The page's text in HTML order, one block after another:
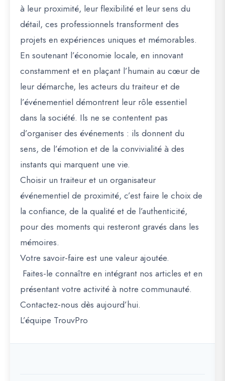
à leur proximité, leur flexibilité et leur sens du
détail, ces professionnels transforment des
projets en expériences uniques et mémorables.
En soutenant l’économie locale, en innovant
constamment et en plaçant l’humain au cœur de
leur démarche, les acteurs du traiteur et de
l’événementiel démontrent leur rôle essentiel
dans la société. Ils ne se contentent pas
d’organiser des événements : ils donnent du
sens, de l’émotion et de la convivialité à des
instants qui marquent une vie.
Choisir un traiteur et un organisateur
événementiel de proximité, c’est faire le choix de
la confiance, de la qualité et de l’authenticité,
pour des moments qui resteront gravés dans les
mémoires.
Votre savoir-faire est une valeur ajoutée.
Faites-le connaître en intégrant nos articles et en
présentant votre activité à notre communauté.
Contactez-nous dès aujourd’hui.
L’équipe TrouvPro